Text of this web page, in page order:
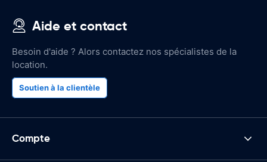
Aide et contact
Besoin d'aide ? Alors contactez nos spécialistes de la
location.
Soutien à la clientèle
Compte